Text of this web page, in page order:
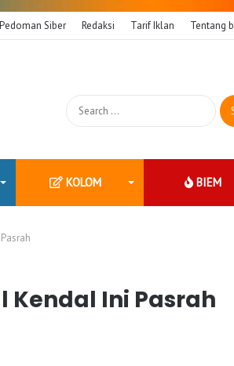
Pedoman Siber Redaksi Tarif Iklan Tentang
for:
KOLOM BIEM
Kendal Ini Pasrah